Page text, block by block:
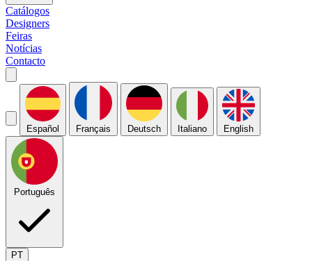
Catálogos
Designers
Feiras
Notícias
Contacto
Español Français Deutsch Italiano English
Português
PT